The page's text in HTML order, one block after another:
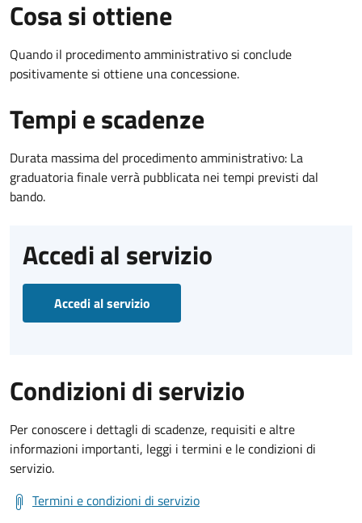
Cosa si ottiene
Quando il procedimento amministrativo si conclude
positivamente si ottiene una concessione.
Tempi e scadenze
Durata massima del procedimento amministrativo: La
graduatoria finale verrà pubblicata nei tempi previsti dal
bando.
Accedi al servizio
Accedi al servizio
Condizioni di servizio
Per conoscere i dettagli di scadenze, requisiti e altre
informazioni importanti, leggi i termini e le condizioni di
servizio.
Termini e condizioni di servizio